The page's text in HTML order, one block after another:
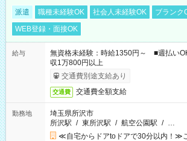
派遣 職種未経験OK 社会人未経験OK
ブランク
WEB登録・面接OK
給与
無資格未経験：時給1350円～ ■週払い
収1万800円以上
交通費別途支給あり
交通費 交通費全額支給
勤務地
埼玉県所沢市
所沢駅 / 東所沢駅 / 航空公園駅 / …
≪自宅からドアtoドアで30分以内！≫